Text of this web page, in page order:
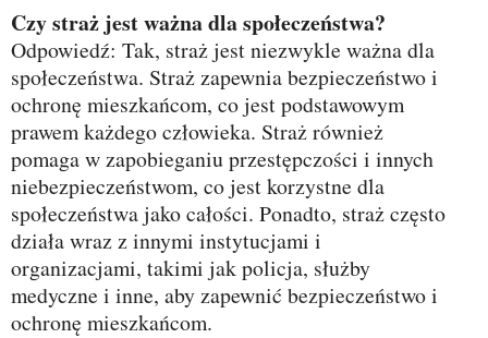
Czy straż jest ważna dla społeczeństwa?
Odpowiedź: Tak, straż jest niezwykle ważna dla
społeczeństwa. Straż zapewnia bezpieczeństwo i
ochronę mieszkańcom, co jest podstawowym
prawem każdego człowieka. Straż również
pomaga w zapobieganiu przestępczości i innych
niebezpieczeństwom, co jest korzystne dla
społeczeństwa jako całości. Ponadto, straż często
działa wraz z innymi instytucjami i
organizacjami, takimi jak policja, służby
medyczne i inne, aby zapewnić bezpieczeństwo i
ochronę mieszkańcom.